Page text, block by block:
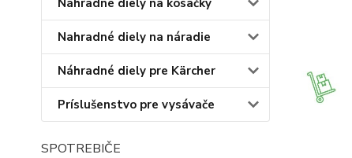
Náhradné diely na kosačky
Nahradné diely na náradie
Náhradné diely pre Kärcher
Príslušenstvo pre vysávače
SPOTREBIČE